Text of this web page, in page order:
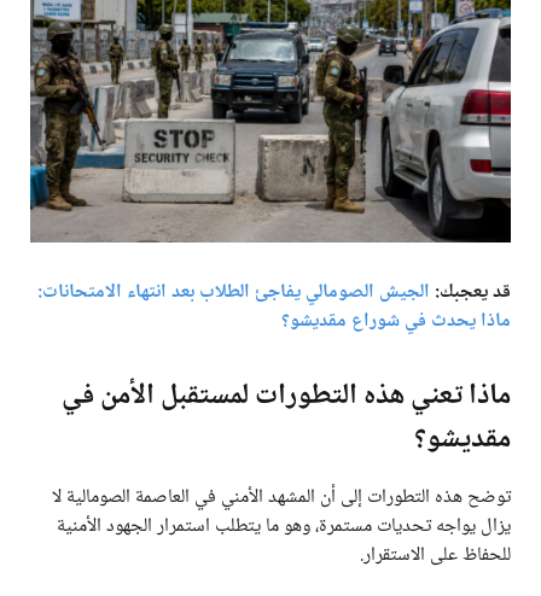
قد يعجبك: الجيش الصومالي يفاجئ الطلاب بعد انتهاء الامتحانات:
ماذا يحدث في شوراع مقديشو؟
ماذا تعني هذه التطورات لمستقبل الأمن في
مقديشو؟
توضح هذه التطورات إلى أن المشهد الأمني في العاصمة الصومالية لا
يزال يواجه تحديات مستمرة، وهو ما يتطلب استمرار الجهود الأمنية
للحفاظ على الاستقرار.